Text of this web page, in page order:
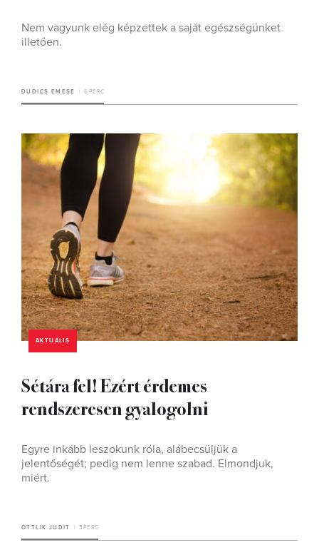
Nem vagyunk elég képzettek a saját egészségünket
illetően.
DUDICS EMESE 6 PERC
AKTUÁLIS
Sétára fel! Ezért érdemes
rendszeresen gyalogolni
Egyre inkább leszokunk róla, alábecsüljük a
jelentőségét; pedig nem lenne szabad. Elmondjuk,
miért.
OTTLIK JUDIT 3 PERC